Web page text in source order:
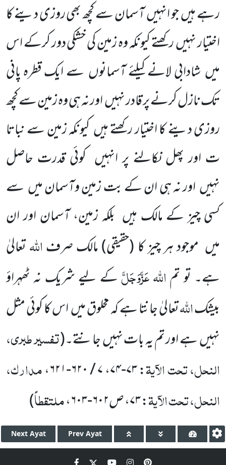
رہے ہیںجو انہیںآسمان سے کچھ بھی روزی دینے کا
اختیار نہیںرکھتے کیونکہ وہ زمین کی خشکی دور کرکے اس
میںشادابی لانے کیلئے آسمانوں سے ایک قطرہ پانی
تک نازل کرنے پر قادر نہیںاور نہ ہی وہ زمین سے کچھ
روزی دینے کا اختیار رکھتے ہیں کیونکہ زمین سے نباتا
ت اور پھل نکالنے پر انہیں کوئی قدرت حاصل
نہیںاور نہ ہی ان کے بت زمین وآسمان میںسے
کسی چیز کے مالک ہیں بلکہ زمین، آسمان اور ان
میں موجود ہر چیز کا(حقیقی)مالک صرفاللّٰہتعالیٰ
ہے۔ تو تماللّٰہعَزَّوَجَلَّکے لیے شریک نہ ٹھہراؤ
بیشکاللّٰہتعالیٰ جانتا ہے کہ مخلوق میںاس کا کوئی مثل
نہیںہے اور تم یہ بات نہیںجانتے۔(تفسیر طبری،
النحل، تحت الآیۃ: ۷۳-۷۴، ۷ / ۶۲۰-۶۲۱،
مدارک،
النحل، تحت الآیۃ: ۷۳، ص۶۰۲-۶۰۳، ملتقطاً)
Next Ayat Prev Ayat